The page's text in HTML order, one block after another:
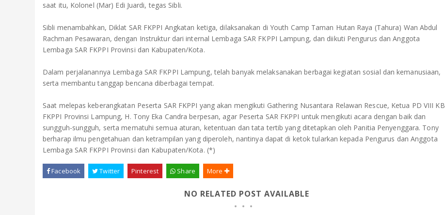
saat itu, Kolonel (Mar) Edi Juardi, tegas Sibli.
Sibli menambahkan, Diklat SAR FKPPI Angkatan ketiga, dilaksanakan di Youth Camp Taman Hutan Raya (Tahura) Wan Abdul
Rachman Pesawaran, dengan Instruktur dari internal Lembaga SAR FKPPI Lampung, dan diikuti Pengurus dan Anggota
Lembaga SAR FKPPI Provinsi dan Kabupaten/Kota.
Dalam perjalanannya Lembaga SAR FKPPI Lampung, telah banyak melaksanakan berbagai kegiatan sosial dan kemanusiaan,
serta membantu tanggap bencana diberbagai tempat.
Saat melepas keberangkatan Peserta SAR FKPPI yang akan mengikuti Gathering Nusantara Relawan Rescue, Ketua PD VIII KB
FKPPI Provinsi Lampung, H. Tony Eka Candra berpesan, agar Peserta SAR FKPPI untuk mengikuti acara dengan baik dan
sungguh-sungguh, serta mematuhi semua aturan, ketentuan dan tata tertib yang ditetapkan oleh Panitia Penyenggara. Tony
berharap ilmu pengetahuan dan ketrampilan yang diperoleh, nantinya dapat di ketok tularkan kepada Pengurus dan Anggota
Lembaga SAR FKPPI Provinsi dan Kabupaten/Kota. (*)
Facebook Twitter Pinterest Share More
NO RELATED POST AVAILABLE